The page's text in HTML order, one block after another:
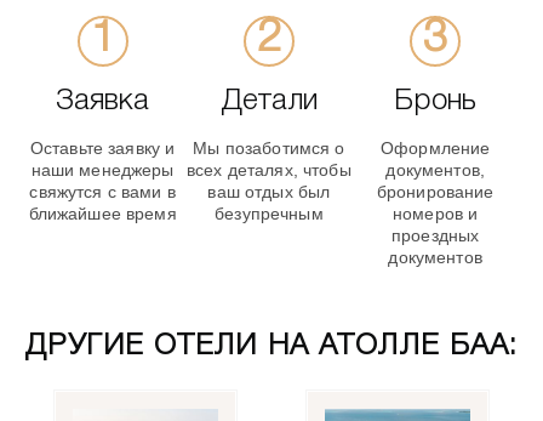
Заявка
Оставьте заявку и
наши менеджеры
свяжутся с вами в
ближайшее время
Детали
Мы позаботимся о
всех деталях, чтобы
ваш отдых был
безупречным
Бронь
Оформление
документов,
бронирование
номеров и
проездных
документов
ДРУГИЕ ОТЕЛИ НА АТОЛЛЕ БАА: